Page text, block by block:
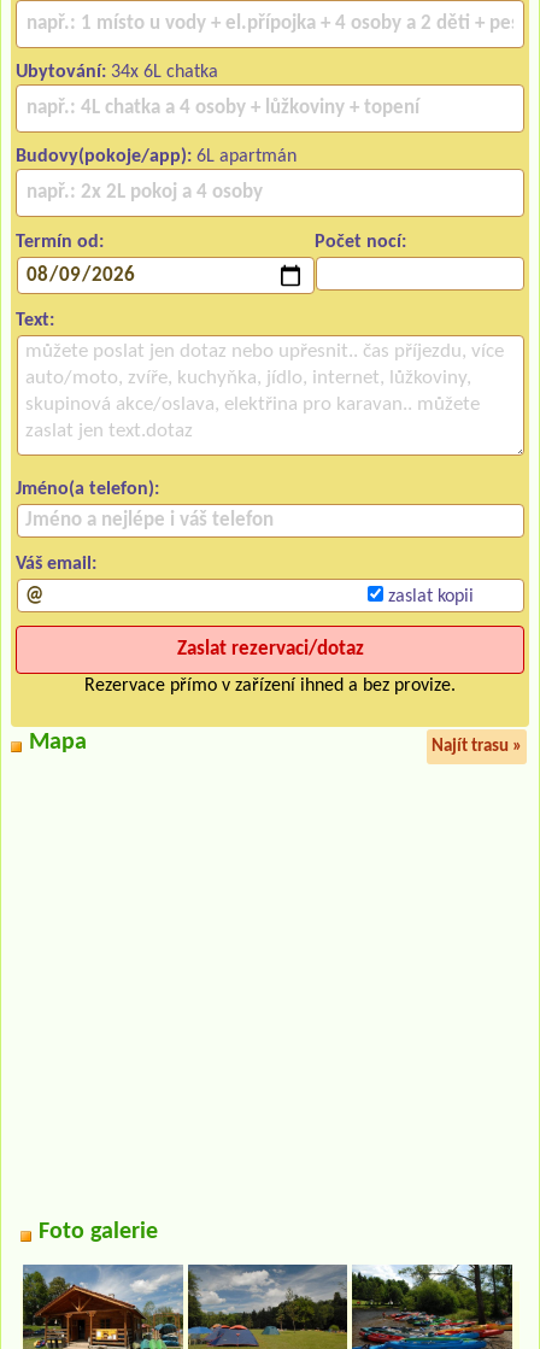
Ubytování: 34x 6L chatka
Budovy(pokoje/app): 6L apartmán
Termín od: Počet nocí:
Text:
Jméno(a telefon):
Váš email:
zaslat kopii
Rezervace přímo v zařízení ihned a bez provize.
Mapa Najít trasu »
Foto galerie